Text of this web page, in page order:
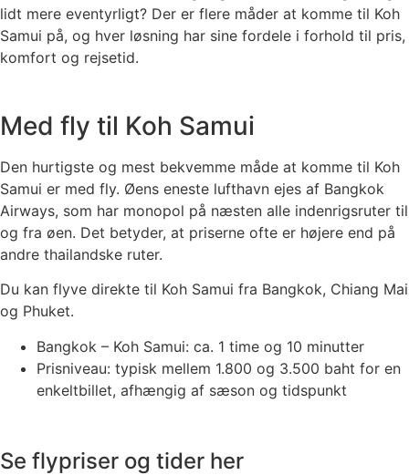
lidt mere eventyrligt? Der er flere måder at komme til Koh
Samui på, og hver løsning har sine fordele i forhold til pris,
komfort og rejsetid.
Med fly til Koh Samui
Den hurtigste og mest bekvemme måde at komme til Koh
Samui er med fly. Øens eneste lufthavn ejes af Bangkok
Airways, som har monopol på næsten alle indenrigsruter til
og fra øen. Det betyder, at priserne ofte er højere end på
andre thailandske ruter.
Du kan flyve direkte til Koh Samui fra Bangkok, Chiang Mai
og Phuket.
Bangkok – Koh Samui: ca. 1 time og 10 minutter
Prisniveau: typisk mellem 1.800 og 3.500 baht for en
enkeltbillet, afhængig af sæson og tidspunkt
Se flypriser og tider her